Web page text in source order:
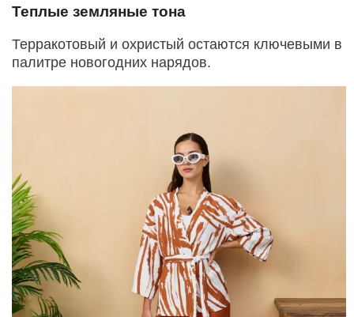
Теплые земляные тона
Терракотовый и охристый остаются ключевыми в
палитре новогодних нарядов.